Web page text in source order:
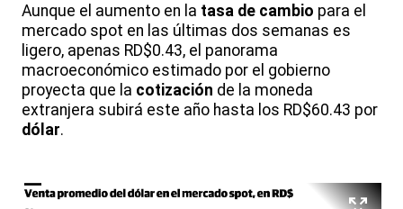
Aunque el aumento en la tasa de cambio para el
mercado spot en las últimas dos semanas es
ligero, apenas RD$0.43, el panorama
macroeconómico estimado por el gobierno
proyecta que la cotización de la moneda
extranjera subirá este año hasta los RD$60.43 por
dólar.